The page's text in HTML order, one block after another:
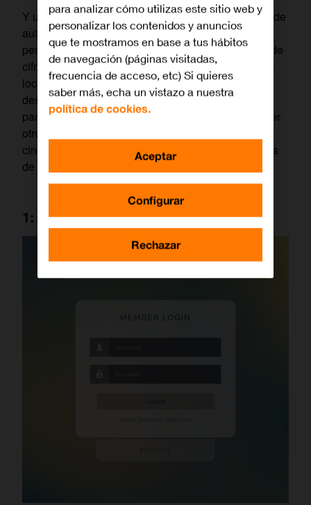
Y uno de los servicios clave reside en los métodos de
autenticación, ese pequeño puente entre nuestro
perfil personal y la entrada a la web. Según el tipo de
cifrado aplicado y las necesidades propias de cada
localizador, existen varios métodos que pasamos a
desglosar. Una vez te has registrado como usuario
para un plan Conozca a su cliente (KYC) o cualquier
otro tipo de identificador, puedes elegir entre estas
cinco opciones, según se ajusten a las necesidades
de cada usuario.
1: inicio de sesión tradicional
para analizar cómo utilizas este sitio web y
personalizar los contenidos y anuncios
que te mostramos en base a tus hábitos
de navegación (páginas visitadas,
frecuencia de acceso, etc) Si quieres
saber más, echa un vistazo a nuestra
política de cookies.
Configurar
Rechazar
Aceptar